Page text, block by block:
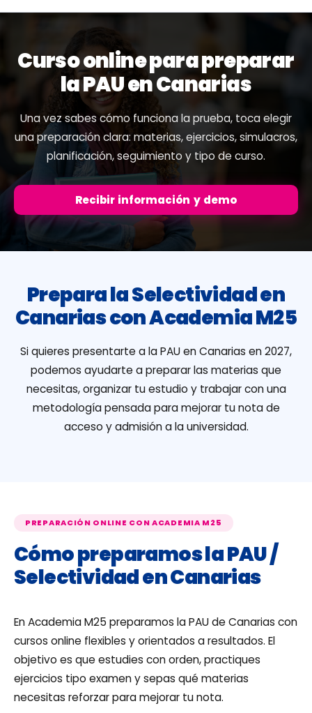
Curso online para preparar
la PAU en Canarias
Una vez sabes cómo funciona la prueba, toca elegir
una preparación clara: materias, ejercicios, simulacros,
planificación, seguimiento y tipo de curso.
Recibir información y demo
Prepara la Selectividad en
Canarias con Academia M25
Si quieres presentarte a la PAU en Canarias en 2027,
podemos ayudarte a preparar las materias que
necesitas, organizar tu estudio y trabajar con una
metodología pensada para mejorar tu nota de
acceso y admisión a la universidad.
PREPARACIÓN ONLINE CON ACADEMIA M25
Cómo preparamos la PAU /
Selectividad en Canarias
En Academia M25 preparamos la PAU de Canarias con
cursos online flexibles y orientados a resultados. El
objetivo es que estudies con orden, practiques
ejercicios tipo examen y sepas qué materias
necesitas reforzar para mejorar tu nota.